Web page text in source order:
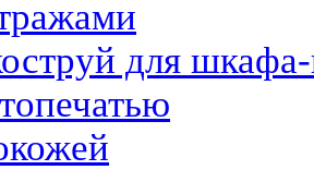
для